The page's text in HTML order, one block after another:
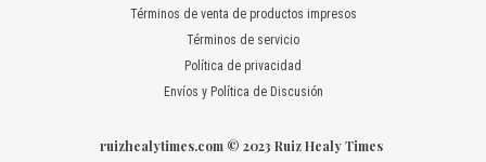
Términos de venta de productos impresos
Términos de servicio
Política de privacidad
Envíos y Política de Discusión
ruizhealytimes.com © 2023 Ruiz Healy Times